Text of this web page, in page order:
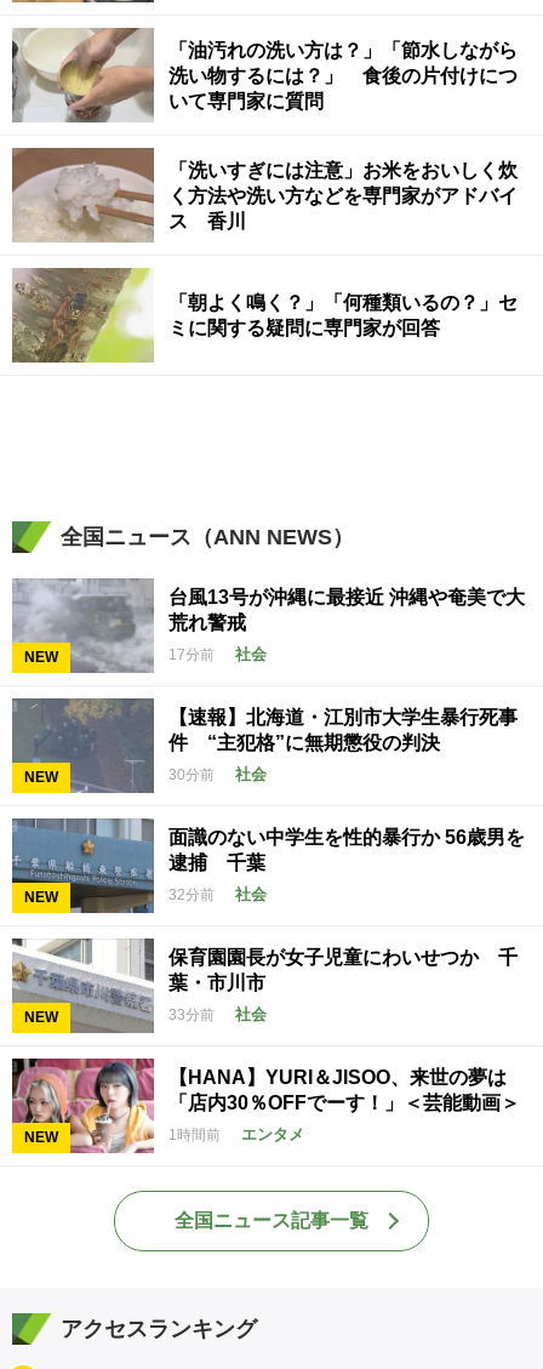
「油汚れの洗い方は？」「節水しながら
洗い物するには？」 食後の片付けにつ
いて専門家に質問
「洗いすぎには注意」お米をおいしく炊
く方法や洗い方などを専門家がアドバイ
ス 香川
「朝よく鳴く？」「何種類いるの？」セ
ミに関する疑問に専門家が回答
全国ニュース（ANN NEWS）
NEW
台風13号が沖縄に最接近 沖縄や奄美で大
荒れ警戒
17分前 社会
NEW
【速報】北海道・江別市大学生暴行死事
件 “主犯格”に無期懲役の判決
30分前 社会
NEW
面識のない中学生を性的暴行か 56歳男を
逮捕 千葉
32分前 社会
NEW
保育園園長が女子児童にわいせつか 千
葉・市川市
33分前 社会
NEW
【HANA】YURI＆JISOO、来世の夢は
「店内30％OFFでーす！」＜芸能動画＞
1時間前 エンタメ
全国ニュース記事一覧
アクセスランキング